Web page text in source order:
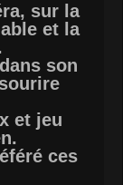
sur la
et la
son
et jeu
ces